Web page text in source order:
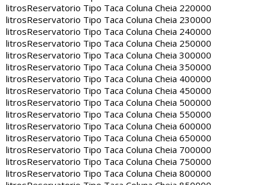
litrosReservatorio Tipo Taca Coluna Cheia 220000
litrosReservatorio Tipo Taca Coluna Cheia 230000
litrosReservatorio Tipo Taca Coluna Cheia 240000
litrosReservatorio Tipo Taca Coluna Cheia 250000
litrosReservatorio Tipo Taca Coluna Cheia 300000
litrosReservatorio Tipo Taca Coluna Cheia 350000
litrosReservatorio Tipo Taca Coluna Cheia 400000
litrosReservatorio Tipo Taca Coluna Cheia 450000
litrosReservatorio Tipo Taca Coluna Cheia 500000
litrosReservatorio Tipo Taca Coluna Cheia 550000
litrosReservatorio Tipo Taca Coluna Cheia 600000
litrosReservatorio Tipo Taca Coluna Cheia 650000
litrosReservatorio Tipo Taca Coluna Cheia 700000
litrosReservatorio Tipo Taca Coluna Cheia 750000
litrosReservatorio Tipo Taca Coluna Cheia 800000